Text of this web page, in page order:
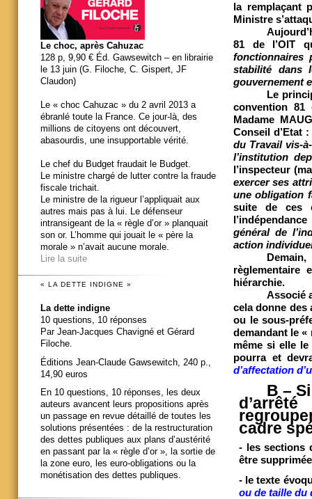
la remplaçant
Ministre
81 de l’OIT
fonctionnaires
stabilité dans
gouvernement
Le
convention 81
Madame
Conseil d’Etat
du Travail vis-
l’institution
l’inspecteur
exercer ses
une obligation
suite de ces
général de
action
règlementaire
hiérarchie.
Associé
cela donne des
ou le sous-
demandant le «
même si elle
pourra et
d’affectation
B –
cadre
- les sections
être
- le texte
ou de taille du
Le choc, après Cahuzac
128 p, 9,90 € Éd. Gawsewitch – en librairie
le 13 juin (G. Filoche, C. Gispert, JF
Claudon)
Le « choc Cahuzac » du 2 avril 2013 a
ébranlé toute la France. Ce jour-là, des
millions de citoyens ont découvert,
abasourdis, une insupportable vérité.
Le chef du Budget fraudait le Budget.
Le ministre chargé de lutter contre la fraude
fiscale trichait.
Le ministre de la rigueur l’appliquait aux
autres mais pas à lui. Le défenseur
intransigeant de la « règle d’or » planquait
son or. L’homme qui jouait le « père la
morale » n’avait aucune morale.
Lire la suite
« LA DETTE INDIGNE »
La dette indigne
10 questions, 10 réponses
Par Jean-Jacques Chavigné et Gérard
Filoche.
Éditions Jean-Claude Gawsewitch, 240 p.,
14,90 euros
En 10 questions, 10 réponses, les deux
auteurs avancent leurs propositions après
un passage en revue détaillé de toutes les
solutions présentées : de la restructuration
des dettes publiques aux plans d’austérité
en passant par la « règle d’or », la sortie de
la zone euro, les euro-obligations ou la
monétisation des dettes publiques.